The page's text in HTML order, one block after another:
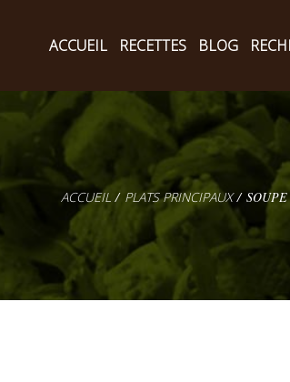
ACCUEIL RECETTES BLOG
PLATS PRINCIPAUX